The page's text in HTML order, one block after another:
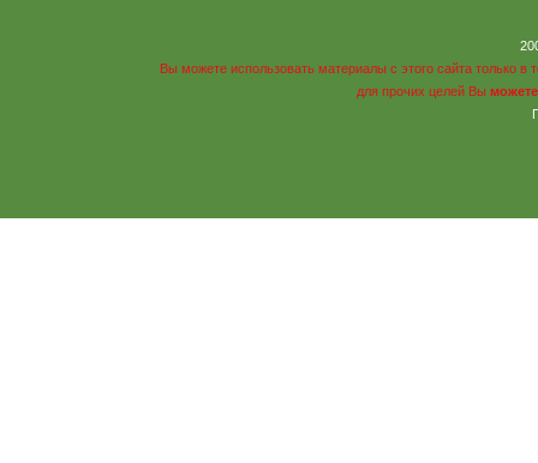
Вы можете использовать материалы с этого сайта только
для прочих целей Вы